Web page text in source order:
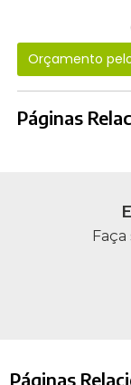
Orçamento
Páginas
Páginas